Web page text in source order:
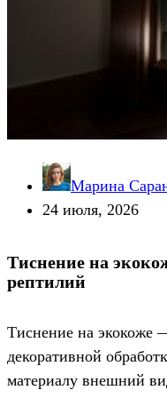
Марина
24 июля, 2026
Тиснение на
рептилий
Тиснение на экокоже
декоративной
материалу внешний